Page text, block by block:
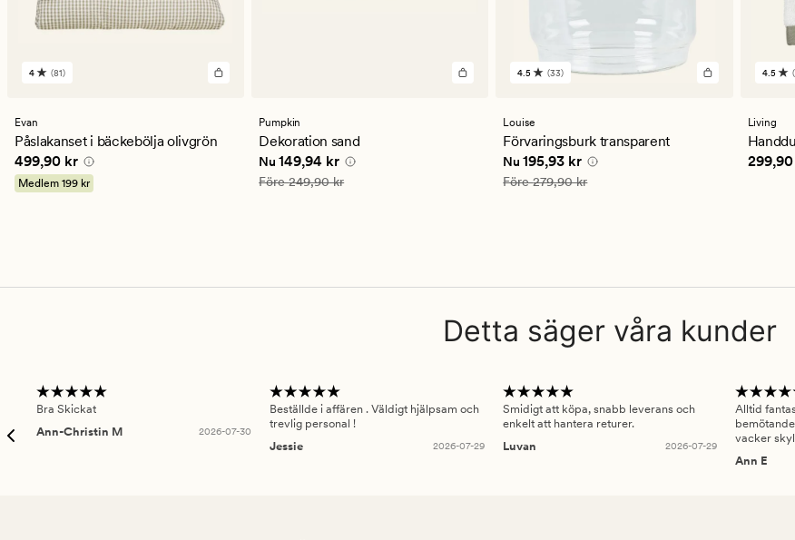
81
ett
genomsnittligt
betyg
på
4
4 (81)
Evan
Påslakanset i bäckebölja olivgrön
Pris 499,90 kr
499,90 kr
Medlem 199 kr
Pumpkin
Dekoration sand
Nuvarande pris
Nu 149,94 kr
Ordinarie pris 249,90 kr
Före249,90 kr
33
ett
genomsnittligt
betyg
på
4.5
4.5 (33)
Louise
Förvaringsburk transparent
Nuvarande pris
Nu 195,93 kr
Ordinarie pris 279,90 kr
Före279,90 kr
1009
ett
på
4.5
Living
Pris
Detta säger våra kunder
Bra Skickat
Ann-Christin M
2026-07-30
Beställde i affären . Väldigt hjälpsam och
trevlig personal !
Jessie
2026-07-29
Smidigt att köpa, snabb leverans och
enkelt att hantera returer.
Luvan
2026-07-29
Alltid
vacker
Ann E